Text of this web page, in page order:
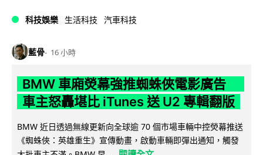
科技娛樂 生活科技 汽車科技
藍骨 16 小時
BMW 車廂熒幕強推蜘蛛俠電影廣告
車主怒轟堪比 iTunes 送 U2 專輯翻版
BMW 近日透過無線更新向全球逾 70 個市場車輛中控熒幕推送
《蜘蛛俠：英雄重生》宣傳動畫，啟動車輛即彈出通知，觸發